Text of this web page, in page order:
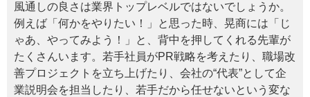
風通しの良さは業界トップレベルではないでしょうか。
例えば「何かをやりたい！」と思った時、晃商には「じ
ゃあ、やってみよう！」と、背中を押してくれる先輩が
たくさんいます。若手社員がPR戦略を考えたり、職場改
善プロジェクトを立ち上げたり、会社の“代表”として企
業説明会を担当したり、若手だから任せないという変な